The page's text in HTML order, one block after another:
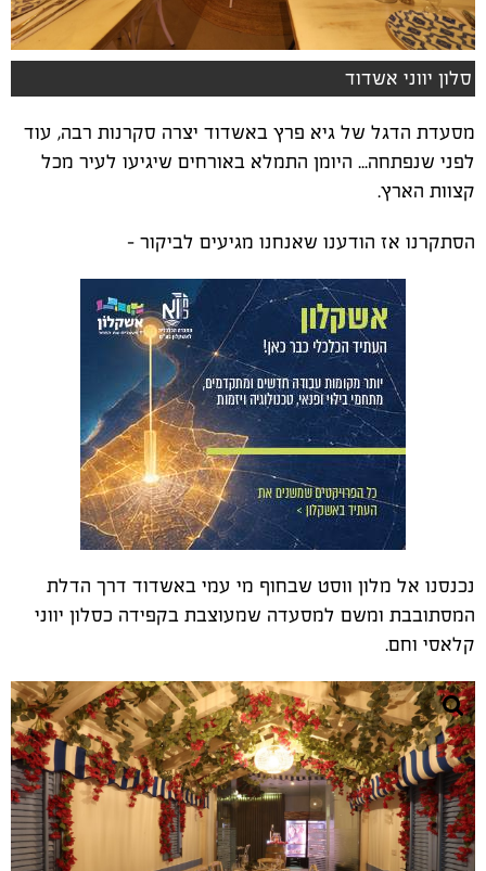
סלון יווני אשדוד
מסעדת הדגל של גיא פרץ באשדוד יצרה סקרנות רבה, עוד
לפני שנפתחה... היומן התמלא באורחים שיגיעו לעיר מכל
קצוות הארץ.
הסתקרנו אז הודענו שאנחנו מגיעים לביקור –
נכנסנו אל מלון ווסט שבחוף מי עמי באשדוד דרך הדלת
המסתובבת ומשם למסעדה שמעוצבת בקפידה כסלון יווני
קלאסי וחם.